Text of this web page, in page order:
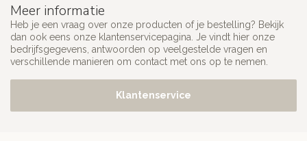
Meer informatie
Heb je een vraag over onze producten of je bestelling? Bekijk
dan ook eens onze klantenservicepagina. Je vindt hier onze
bedrijfsgegevens, antwoorden op veelgestelde vragen en
verschillende manieren om contact met ons op te nemen.
Klantenservice